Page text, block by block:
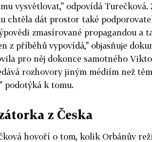
vysvětlovat," odpovídá
chtěla dát prostor také
zmasírované propagandou a
z příběhů vypovídá," objasňuje
pro něj dokonce samotného
rozhovory jiným médiím než
podotýká k tomu.
z Česka
hovoří o tom, kolik Orbánův